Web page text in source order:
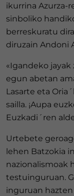
ikurrina Azurza-
sinboliko
berreskuratu
diruzain Andoni
«Igandeko jayak
egun abetan
Lasarte eta
sailla. ¡Aupa
Euzkadi´ren
Urtebete
lehen Batzokia
nazionalismoak
testuinguruan.
inguruan